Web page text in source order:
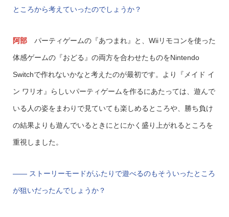
ところから考えていったのでしょうか？
阿部パーティゲームの『あつまれ』と、Wiiリモコンを使った
体感ゲームの『おどる』の両方を合わせたものをNintendo
Switchで作れないかなと考えたのが最初です。より『メイド イ
ン ワリオ』らしいパーティゲームを作るにあたっては、遊んで
いる人の姿をまわりで見ていても楽しめるところや、勝ち負け
の結果よりも遊んでいるときにとにかく盛り上がれるところを
重視しました。
—— ストーリーモードがふたりで遊べるのもそういったところ
が狙いだったんでしょうか？